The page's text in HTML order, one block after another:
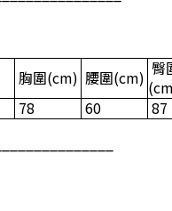
胸圍(cm) 腰圍(cm) 臀
78 60
87